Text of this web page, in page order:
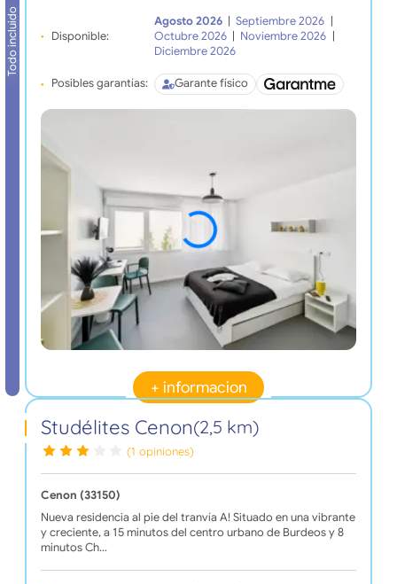
Todo incluido Disponible:
Agosto 2026 Septiembre 2026
Octubre 2026
Noviembre 2026
Diciembre 2026
Posibles garantías: Garante físico
+ informacion
Studélites Cenon(2,5 km)
(1 opiniones)
Cenon (33150)
Nueva residencia al pie del tranvía A! Situado en una vibrante
y creciente, a 15 minutos del centro urbano de Burdeos y 8
minutos Ch…